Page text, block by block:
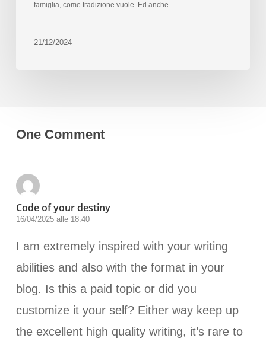
famiglia, come tradizione vuole. Ed anche…
21/12/2024
One Comment
Code of your destiny
16/04/2025 alle 18:40
I am extremely inspired with your writing
abilities and also with the format in your
blog. Is this a paid topic or did you
customize it your self? Either way keep up
the excellent high quality writing, it’s rare to